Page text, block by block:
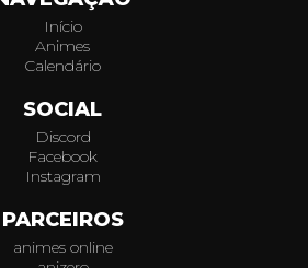
Início
Animes
Calendário
SOCIAL
Discord
Facebook
Instagram
PARCEIROS
animes online